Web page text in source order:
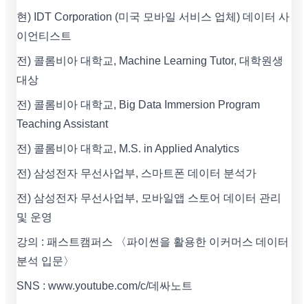
현) IDT Corporation (미국 모바일 서비스 업체) 데이터 사
이언티스트
전) 콜롬비아 대학교, Machine Learning Tutor, 대학원생
대상
전) 콜롬비아 대학교, Big Data Immersion Program
Teaching Assistant
전) 콜롬비아 대학교, M.S. in Applied Analytics
전) 삼성전자 무선사업부, 스마트폰 데이터 분석가
전) 삼성전자 무선사업부, 모바일앱 스토어 데이터 관리
및 운영
강의 : 패스트캠퍼스 〈파이썬을 활용한 이커머스 데이터
분석 입문〉
SNS : www.youtube.com/c/데싸노트